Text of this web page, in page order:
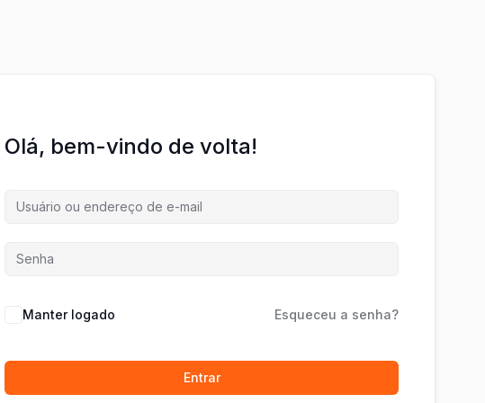
Olá, bem-vindo de volta!
Manter logado Esqueceu a senha?
Entrar